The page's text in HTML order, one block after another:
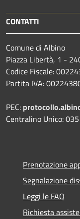
CONTATTI
Comune di Albino
Piazza Libertà, 1 -
Codice Fiscale:
Partita IVA:
PEC:
Centralino Unico:
Prenotazione
Segnalazione
Leggi le FAQ
Richiesta